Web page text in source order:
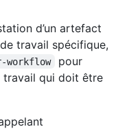
d’un artefact
travail spécifique,
workflow
pour
travail qui doit être